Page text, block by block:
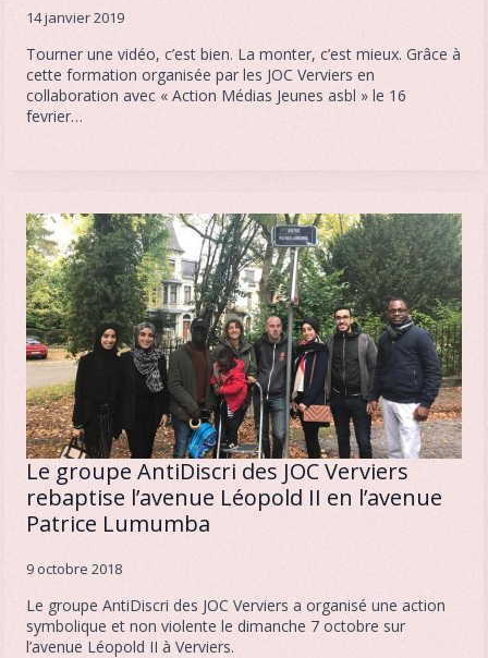
14 janvier 2019
Tourner une vidéo, c’est bien. La monter, c’est mieux. Grâce à
cette formation organisée par les JOC Verviers en
collaboration avec « Action Médias Jeunes asbl » le 16
fevrier…
Le groupe AntiDiscri des JOC Verviers
rebaptise l’avenue Léopold II en l’avenue
Patrice Lumumba
9 octobre 2018
Le groupe AntiDiscri des JOC Verviers a organisé une action
symbolique et non violente le dimanche 7 octobre sur
l’avenue Léopold II à Verviers.